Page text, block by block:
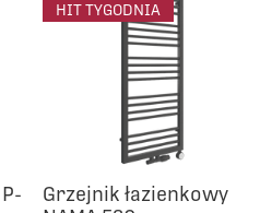
HIT TYGODNIA
Grzejnik łazienkowy